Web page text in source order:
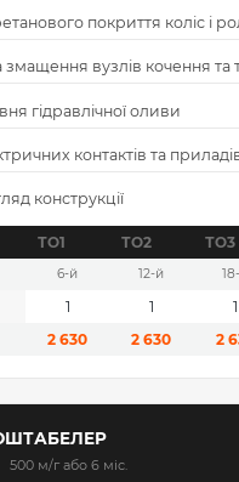
покриття коліс і
вузлів кочення та
гідравлічної оливи
контактів та
конструкції
ТО1 ТО2 ТО3
6-й 12-й
1 1 1
2 630 2 630 2
500 м/г або 6 міс.